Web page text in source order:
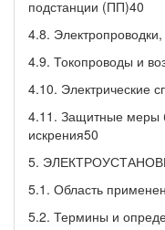
подстанции (ПП)40
4.8.
4.9. Токопроводы и
4.10. Электрические
4.11. Защитные меры
искрения50
5.
5.1. Область
5.2. Термины и